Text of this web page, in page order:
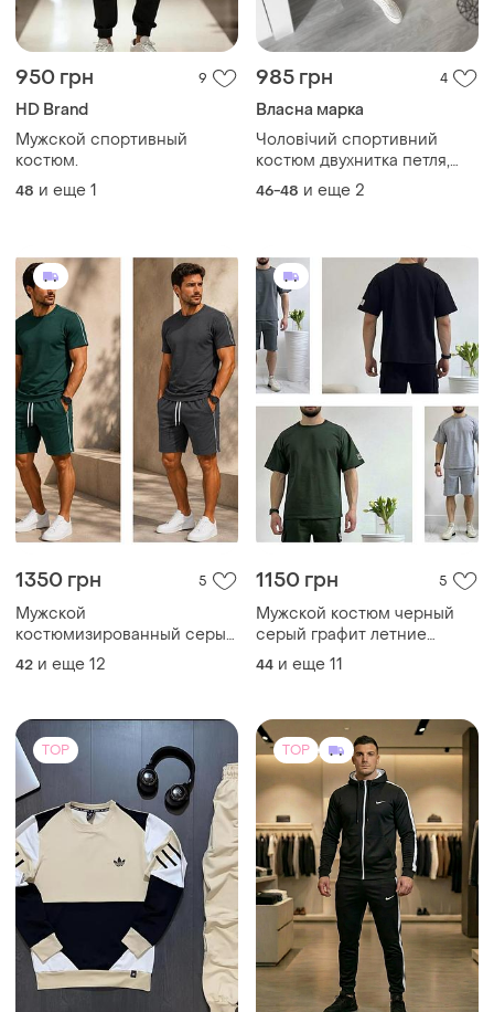
950 грн 9
HD Brand
Мужской спортивный
костюм.
48 и еще 1
985 грн 4
Власна марка
Чоловічий спортивний
костюм двухнитка петля,
збоку полоска, розміри 42-
44,46-48,50-52,54-56,
46-48 и еще 2
1350 грн 5
Мужской
костюмизированный серый
графит изумрудные летние
шорты и футболка
42 и еще 12
1150 грн 5
Мужской костюм черный
серый графит летние
шорты и футболка хаки
44 и еще 11
TOP TOP